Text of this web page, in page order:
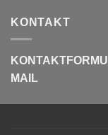
KONTAKT
MAIL